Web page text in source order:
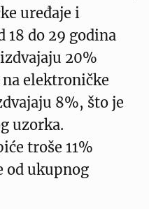
uređaje i
18 do 29 godina
20%
elektroničke
8%, što je
uzorka.
troše 11%
od ukupnog